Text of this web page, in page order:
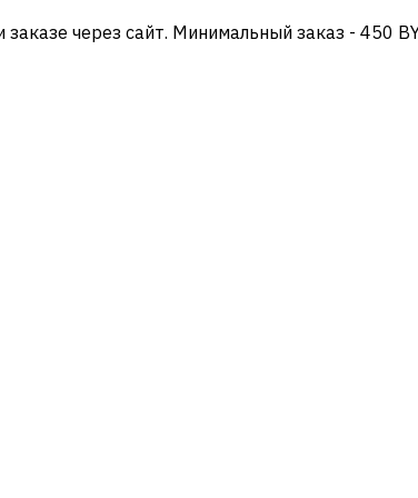
через сайт. Минимальный заказ - 450